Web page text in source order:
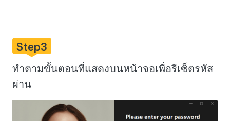
Step3
ทำตามขั้นตอนที่แสดงบนหน้าจอเพื่อรีเซ็ตรหัส
ผ่าน